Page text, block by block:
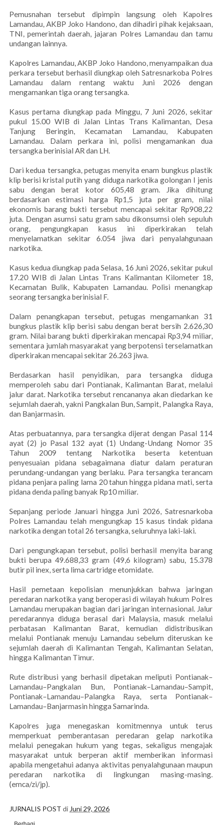
Pemusnahan tersebut dipimpin langsung oleh Kapolres
Lamandau, AKBP Joko Handono, dan dihadiri pihak kejaksaan,
TNI, pemerintah daerah, jajaran Polres Lamandau dan tamu
undangan lainnya.
Kapolres Lamandau, AKBP Joko Handono, menyampaikan dua
perkara tersebut berhasil diungkap oleh Satresnarkoba Polres
Lamandau dalam rentang waktu Juni 2026 dengan
mengamankan tiga orang tersangka.
Kasus pertama diungkap pada Minggu, 7 Juni 2026, sekitar
pukul 15.00 WIB di Jalan Lintas Trans Kalimantan, Desa
Tanjung Beringin, Kecamatan Lamandau, Kabupaten
Lamandau. Dalam perkara ini, polisi mengamankan dua
tersangka berinisial AR dan LH.
Dari kedua tersangka, petugas menyita enam bungkus plastik
klip berisi kristal putih yang diduga narkotika golongan I jenis
sabu dengan berat kotor 605,48 gram. Jika dihitung
berdasarkan estimasi harga Rp1,5 juta per gram, nilai
ekonomis barang bukti tersebut mencapai sekitar Rp908,22
juta. Dengan asumsi satu gram sabu dikonsumsi oleh sepuluh
orang, pengungkapan kasus ini diperkirakan telah
menyelamatkan sekitar 6.054 jiwa dari penyalahgunaan
narkotika.
Kasus kedua diungkap pada Selasa, 16 Juni 2026, sekitar pukul
17.20 WIB di Jalan Lintas Trans Kalimantan Kilometer 18,
Kecamatan Bulik, Kabupaten Lamandau. Polisi menangkap
seorang tersangka berinisial F.
Dalam penangkapan tersebut, petugas mengamankan 31
bungkus plastik klip berisi sabu dengan berat bersih 2.626,30
gram. Nilai barang bukti diperkirakan mencapai Rp3,94 miliar,
sementara jumlah masyarakat yang berpotensi terselamatkan
diperkirakan mencapai sekitar 26.263 jiwa.
Berdasarkan hasil penyidikan, para tersangka diduga
memperoleh sabu dari Pontianak, Kalimantan Barat, melalui
jalur darat. Narkotika tersebut rencananya akan diedarkan ke
sejumlah daerah, yakni Pangkalan Bun, Sampit, Palangka Raya,
dan Banjarmasin.
Atas perbuatannya, para tersangka dijerat dengan Pasal 114
ayat (2) jo Pasal 132 ayat (1) Undang-Undang Nomor 35
Tahun 2009 tentang Narkotika beserta ketentuan
penyesuaian pidana sebagaimana diatur dalam peraturan
perundang-undangan yang berlaku. Para tersangka terancam
pidana penjara paling lama 20 tahun hingga pidana mati, serta
pidana denda paling banyak Rp10 miliar.
Sepanjang periode Januari hingga Juni 2026, Satresnarkoba
Polres Lamandau telah mengungkap 15 kasus tindak pidana
narkotika dengan total 26 tersangka, seluruhnya laki-laki.
Dari pengungkapan tersebut, polisi berhasil menyita barang
bukti berupa 49.688,33 gram (49,6 kilogram) sabu, 15.378
butir pil inex, serta lima cartridge etomidate.
Hasil pemetaan kepolisian menunjukkan bahwa jaringan
peredaran narkotika yang beroperasi di wilayah hukum Polres
Lamandau merupakan bagian dari jaringan internasional. Jalur
peredarannya diduga berasal dari Malaysia, masuk melalui
perbatasan Kalimantan Barat, kemudian didistribusikan
melalui Pontianak menuju Lamandau sebelum diteruskan ke
sejumlah daerah di Kalimantan Tengah, Kalimantan Selatan,
hingga Kalimantan Timur.
Rute distribusi yang berhasil dipetakan meliputi Pontianak–
Lamandau–Pangkalan Bun, Pontianak–Lamandau–Sampit,
Pontianak–Lamandau–Palangka Raya, serta Pontianak–
Lamandau–Banjarmasin hingga Samarinda.
Kapolres juga menegaskan komitmennya untuk terus
memperkuat pemberantasan peredaran gelap narkotika
melalui penegakan hukum yang tegas, sekaligus mengajak
masyarakat untuk berperan aktif memberikan informasi
apabila mengetahui adanya aktivitas penyalahgunaan maupun
peredaran narkotika di lingkungan masing-masing.
(emca/zi/jp).
JURNALIS POST di Juni 29, 2026